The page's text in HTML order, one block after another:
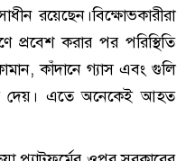
রয়েছেন।বিক্ষোভকারীরা
প্রবেশ করার পর পরিস্থিতি
কাঁদানে গ্যাস এবং গুলি
দেয়। এতে অনেকেই আহত